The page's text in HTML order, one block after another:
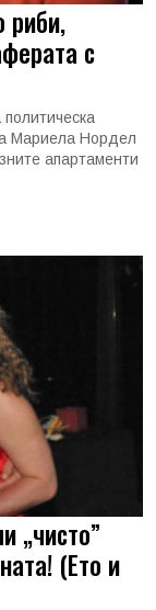
риби,
с
Мариела Нордел
апартаменти
„чисто”
(Ето и